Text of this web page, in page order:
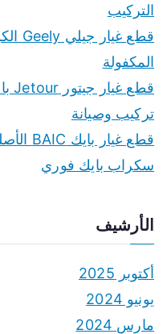
التركيب
المكفولة
تركيب وصيانة
سكراب بايك فوري
الأرشيف
أكتوبر 2025
يونيو 2024
مارس 2024